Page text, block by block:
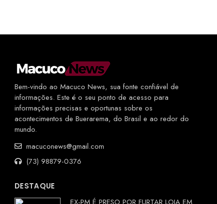
Bem-vindo ao Macuco News, sua fonte confiável de
informações. Este é o seu ponto de acesso para
informações precisas e oportunas sobre os
acontecimentos de Buerarema, do Brasil e ao redor do
mundo.
macuconews@gmail.com
(73) 98879-0376
DESTAQUE